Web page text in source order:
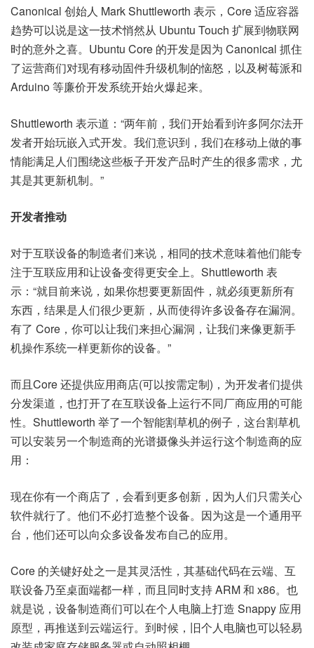
Canonical 创始人 Mark Shuttleworth 表示，Core 适应容器
趋势可以说是这一技术悄然从 Ubuntu Touch 扩展到物联网
时的意外之喜。Ubuntu Core 的开发是因为 Canonical 抓住
了运营商们对现有移动固件升级机制的恼怒，以及树莓派和
Arduino 等廉价开发系统开始火爆起来。
Shuttleworth 表示道：“两年前，我们开始看到许多阿尔法开
发者开始玩嵌入式开发。我们意识到，我们在移动上做的事
情能满足人们围绕这些板子开发产品时产生的很多需求，尤
其是其更新机制。”
开发者推动
对于互联设备的制造者们来说，相同的技术意味着他们能专
注于互联应用和让设备变得更安全上。Shuttleworth 表
示：“就目前来说，如果你想要更新固件，就必须更新所有
东西，结果是人们很少更新，从而使得许多设备存在漏洞。
有了 Core，你可以让我们来担心漏洞，让我们来像更新手
机操作系统一样更新你的设备。”
而且Core 还提供应用商店(可以按需定制)，为开发者们提供
分发渠道，也打开了在互联设备上运行不同厂商应用的可能
性。Shuttleworth 举了一个智能割草机的例子，这台割草机
可以安装另一个制造商的光谱摄像头并运行这个制造商的应
用：
现在你有一个商店了，会看到更多创新，因为人们只需关心
软件就行了。他们不必打造整个设备。因为这是一个通用平
台，他们还可以向众多设备发布自己的应用。
Core 的关键好处之一是其灵活性，其基础代码在云端、互
联设备乃至桌面端都一样，而且同时支持 ARM 和 x86。也
就是说，设备制造商们可以在个人电脑上打造 Snappy 应用
原型，再推送到云端运行。到时候，旧个人电脑也可以轻易